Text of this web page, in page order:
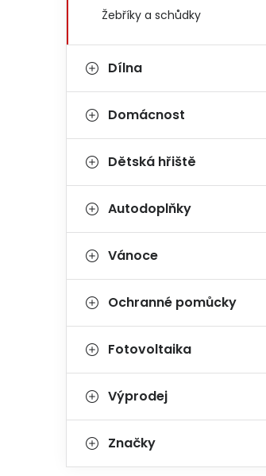
Žebříky a schůdky
Dílna
Domácnost
Dětská hřiště
Autodoplňky
Vánoce
Ochranné pomůcky
Fotovoltaika
Výprodej
Značky